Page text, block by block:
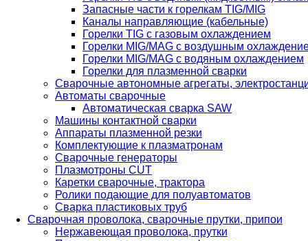
Запасные части к горелкам TIG/MIG
Каналы направляющие (кабельные)
Горелки TIG с газовым охлаждением
Горелки MIG/MAG с воздушным
Горелки MIG/MAG с водяным охлаждением
Горелки для плазменной сварки
Сварочные автономные агрегаты,
Автоматы сварочные
Автоматическая сварка SAW
Машины контактной сварки
Аппараты плазменной резки
Комплектующие к плазматронам
Сварочные генераторы
Плазмотроны CUT
Каретки сварочные, трактора
Ролики подающие для полуавтоматов
Сварка пластиковых труб
Сварочная проволока, сварочные прутки, припои
Нержавеющая проволока, прутки